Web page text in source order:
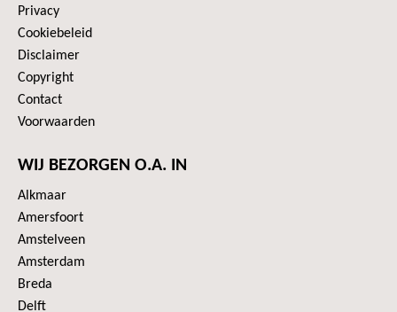
Privacy
Cookiebeleid
Disclaimer
Copyright
Contact
Voorwaarden
WIJ BEZORGEN O.A. IN
Alkmaar
Amersfoort
Amstelveen
Amsterdam
Breda
Delft